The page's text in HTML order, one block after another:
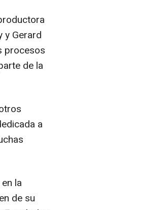
y Gerard
procesos
de la
a
la
de su